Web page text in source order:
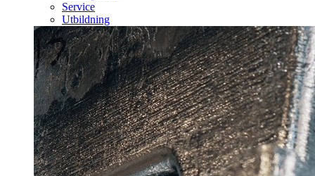
Service
Utbildning